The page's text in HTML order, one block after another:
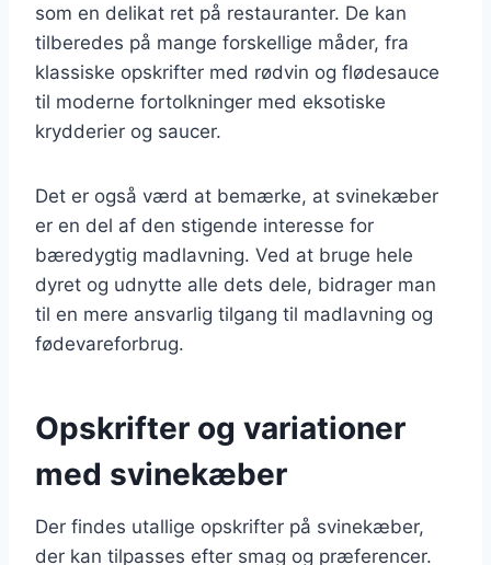
som en delikat ret på restauranter. De kan
tilberedes på mange forskellige måder, fra
klassiske opskrifter med rødvin og flødesauce
til moderne fortolkninger med eksotiske
krydderier og saucer.
Det er også værd at bemærke, at svinekæber
er en del af den stigende interesse for
bæredygtig madlavning. Ved at bruge hele
dyret og udnytte alle dets dele, bidrager man
til en mere ansvarlig tilgang til madlavning og
fødevareforbrug.
Opskrifter og variationer
med svinekæber
Der findes utallige opskrifter på svinekæber,
der kan tilpasses efter smag og præferencer.